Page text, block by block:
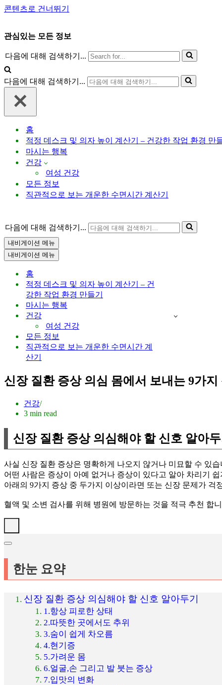
콘텐츠로 건너뛰기
관심있는 모든 정보
다음에 대해 검색하기...
다음에 대해 검색하기...
홈
적정 데스크 및 의자 높이 계산기 – 건강한 작업 환경 만
마시는 행복
건강
여성 건강
모든 정보
직관적으로 보는 개운한 수면시간 계산기
다음에 대해 검색하기...
내비게이션 메뉴
내비게이션 메뉴
홈
적정 데스크 및 의자 높이 계산기 – 건
강한 작업 환경 만들기
마시는 행복
건강
여성 건강
모든 정보
직관적으로 보는 개운한 수면시간 계
산기
신장 질환 증상 의심 몸에서 보내는 9가
건강
3 min read
신장 질환 증상 의심해야 할 신호 알아
사실 신장 질환 증상은 명확하게 나오지 않거나 미묘할 수 있습
어떤 사람은 증상이 아예 없거나 증상이 있다고 알아 차리기
아래의 9가지 증상 중 두가지 이상이라면 또는 신장 문제가 걱
혈액 및 소변 검사를 위해 병원에 방문하는 것을 적극 추천 합
한눈 요약
신장 질환 증상 의심해야 할 신호 알아두기
1.항상 피로한 상태
2.따뜻한 곳에서도 추위
3.숨이 쉽게 차오름
4.현기증
5.가려운 몸
6.얼굴,손 그리고 발 붓는 증상
7.입맛의 변화